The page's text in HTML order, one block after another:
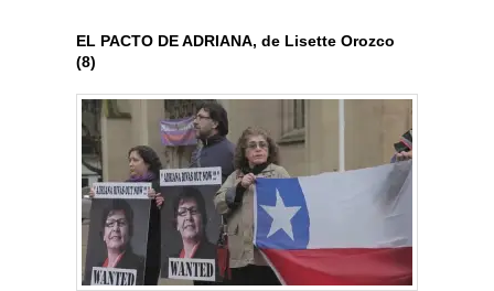
EL PACTO DE ADRIANA, de Lisette Orozco
(8)